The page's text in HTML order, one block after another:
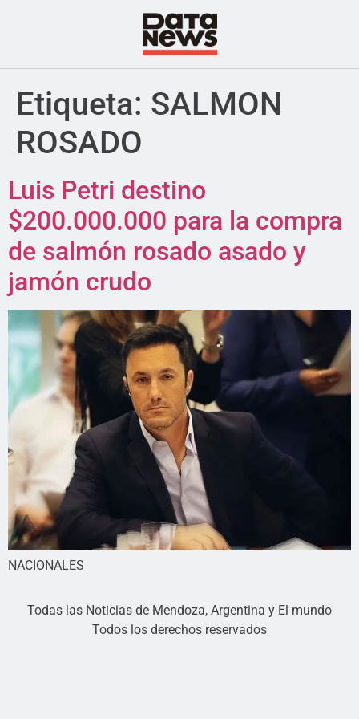
Etiqueta: SALMON
ROSADO
Luis Petri destino
$200.000.000 para la compra
de salmón rosado asado y
jamón crudo
NACIONALES
Todas las Noticias de Mendoza, Argentina y El mundo
Todos los derechos reservados